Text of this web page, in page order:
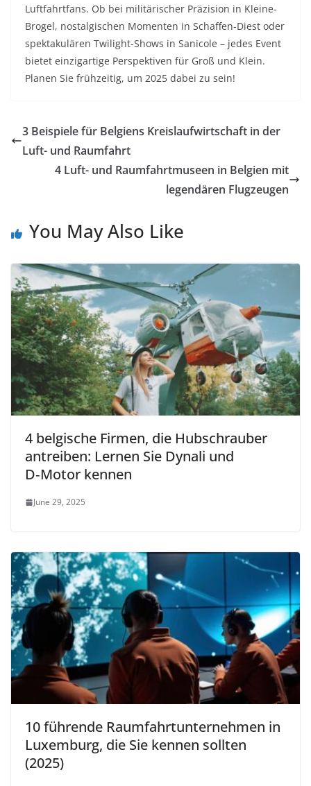
Luftfahrtfans. Ob bei militärischer Präzision in Kleine-
Brogel, nostalgischen Momenten in Schaffen-Diest oder
spektakulären Twilight-Shows in Sanicole – jedes Event
bietet einzigartige Perspektiven für Groß und Klein.
Planen Sie frühzeitig, um 2025 dabei zu sein!
3 Beispiele für Belgiens Kreislaufwirtschaft in der
Luft- und Raumfahrt
4 Luft- und Raumfahrtmuseen in Belgien mit
legendären Flugzeugen
You May Also Like
4 belgische Firmen, die Hubschrauber
antreiben: Lernen Sie Dynali und
D‑Motor kennen
June 29, 2025
10 führende Raumfahrtunternehmen in
Luxemburg, die Sie kennen sollten
(2025)